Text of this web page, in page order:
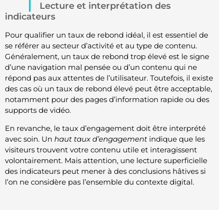
Lecture et interprétation des
indicateurs
Pour qualifier un taux de rebond idéal, il est essentiel de
se référer au secteur d’activité et au type de contenu.
Généralement, un taux de rebond trop élevé est le signe
d’une navigation mal pensée ou d’un contenu qui ne
répond pas aux attentes de l’utilisateur. Toutefois, il existe
des cas où un taux de rebond élevé peut être acceptable,
notamment pour des pages d’information rapide ou des
supports de vidéo.
En revanche, le taux d’engagement doit être interprété
avec soin. Un haut taux d’engagement indique que les
visiteurs trouvent votre contenu utile et interagissent
volontairement. Mais attention, une lecture superficielle
des indicateurs peut mener à des conclusions hâtives si
l’on ne considère pas l’ensemble du contexte digital.